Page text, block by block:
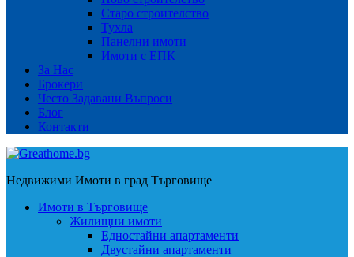
Старо строителство
Тухла
Панелни имоти
Имоти с ЕПК
За Нас
Брокери
Често Задавани Въпроси
Блог
Контакти
Недвижими Имоти в град Търговище
Имоти в Търговище
Жилищни имоти
Едностайни апартаменти
Двустайни апартаменти